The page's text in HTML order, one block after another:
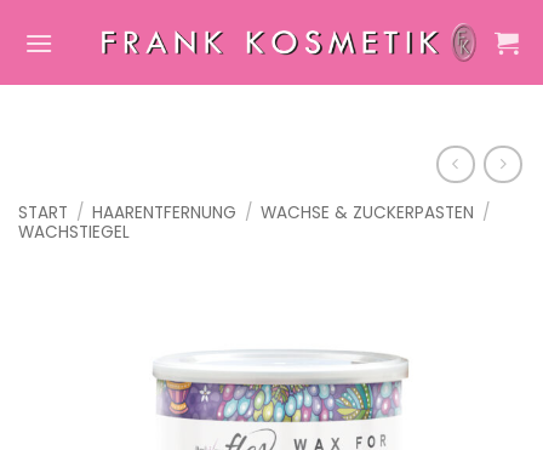
Inhalt
START / HAARENTFERNUNG / WACHSE & ZUCKERPASTEN /
WACHSTIEGEL